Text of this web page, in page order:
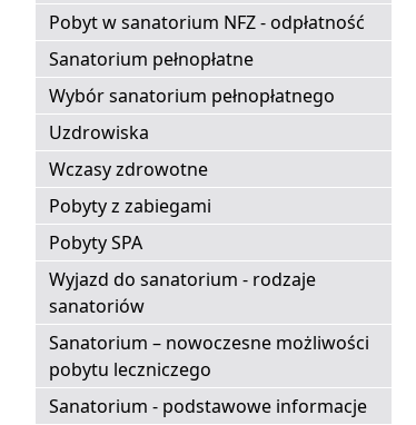
Pobyt w sanatorium NFZ - odpłatność
Sanatorium pełnopłatne
Wybór sanatorium pełnopłatnego
Uzdrowiska
Wczasy zdrowotne
Pobyty z zabiegami
Pobyty SPA
Wyjazd do sanatorium - rodzaje
sanatoriów
Sanatorium – nowoczesne możliwości
pobytu leczniczego
Sanatorium - podstawowe informacje